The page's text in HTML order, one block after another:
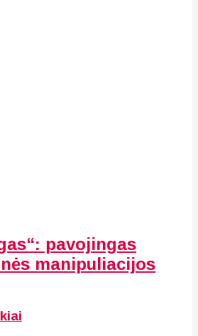
pavojingas
manipuliacijos